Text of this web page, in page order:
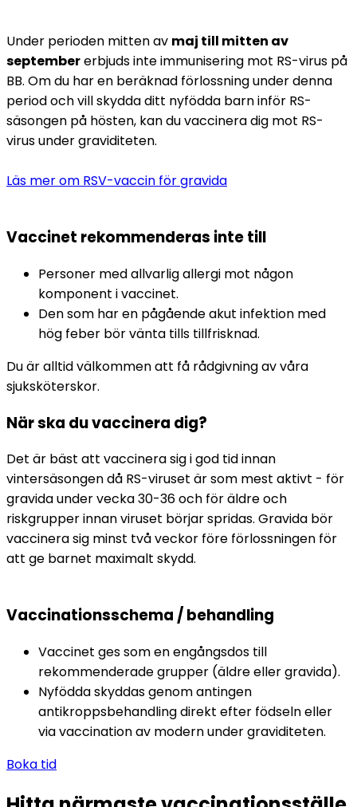
Under perioden mitten av maj till mitten av
september erbjuds inte immunisering mot RS-virus på
BB. Om du har en beräknad förlossning under denna
period och vill skydda ditt nyfödda barn inför RS-
säsongen på hösten, kan du vaccinera dig mot RS-
virus under graviditeten.
Läs mer om RSV-vaccin för gravida
Vaccinet rekommenderas inte till
Personer med allvarlig allergi mot någon
komponent i vaccinet.
Den som har en pågående akut infektion med
hög feber bör vänta tills tillfrisknad.
Du är alltid välkommen att få rådgivning av våra
sjuksköterskor.
När ska du vaccinera dig?
Det är bäst att vaccinera sig i god tid innan
vintersäsongen då RS-viruset är som mest aktivt - för
gravida under vecka 30-36 och för äldre och
riskgrupper innan viruset börjar spridas. Gravida bör
vaccinera sig minst två veckor före förlossningen för
att ge barnet maximalt skydd.
Vaccinationsschema / behandling
Vaccinet ges som en engångsdos till
rekommenderade grupper (äldre eller gravida).
Nyfödda skyddas genom antingen
antikroppsbehandling direkt efter födseln eller
via vaccination av modern under graviditeten.
Boka tid